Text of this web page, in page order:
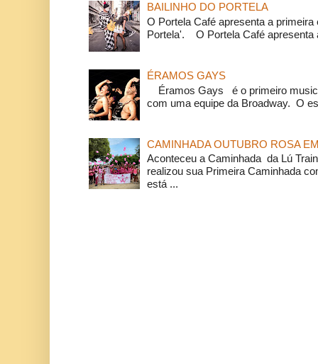
BAILINHO DO PORTELA
O Portela Café apresenta a
Portela'. O Portela Café apresenta
ÉRAMOS GAYS
Éramos Gays é o primeiro
com uma equipe da Broadway. O
CAMINHADA OUTUBRO ROSA
Aconteceu a Caminhada da Lú
realizou sua Primeira Caminhada
está ...